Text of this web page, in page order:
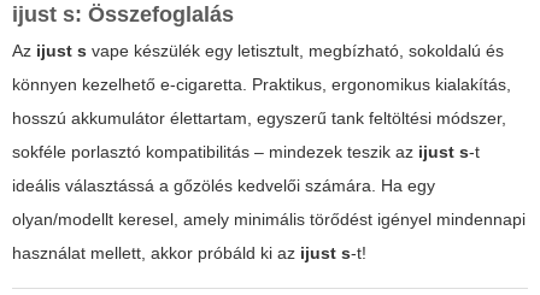
ijust s: Összefoglalás
Az ijust s vape készülék egy letisztult, megbízható, sokoldalú és
könnyen kezelhető e-cigaretta. Praktikus, ergonomikus kialakítás,
hosszú akkumulátor élettartam, egyszerű tank feltöltési módszer,
sokféle porlasztó kompatibilitás – mindezek teszik az ijust s-t
ideális választássá a gőzölés kedvelői számára. Ha egy
olyan/modellt keresel, amely minimális törődést igényel mindennapi
használat mellett, akkor próbáld ki az ijust s-t!